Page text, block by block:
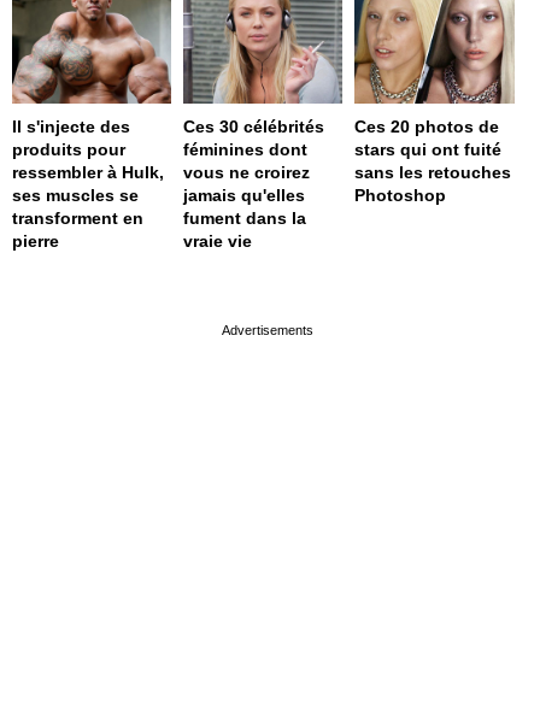
Il s'injecte des
produits pour
ressembler à Hulk,
ses muscles se
transforment en
pierre
Ces 30 célébrités
féminines dont
vous ne croirez
jamais qu'elles
fument dans la
vraie vie
Ces 20 photos de
stars qui ont fuité
sans les retouches
Photoshop